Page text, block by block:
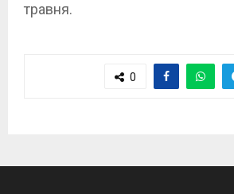
травня.
0